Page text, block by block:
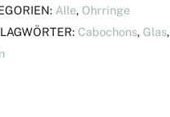
Alle, Ohrringe
Cabochons, Glas,